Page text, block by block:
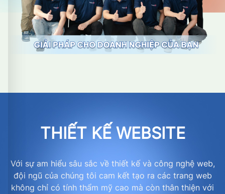
THIẾT KẾ WEBSITE
Với sự am hiểu sâu sắc về thiết kế và công nghệ web,
đội ngũ của chúng tôi cam kết tạo ra các trang web
không chỉ có tính thẩm mỹ cao mà còn thân thiện với